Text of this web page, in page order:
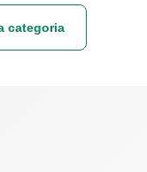
categoria